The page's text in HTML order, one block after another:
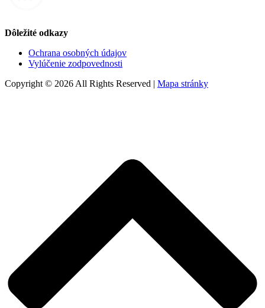
Dôležité odkazy
Ochrana osobných údajov
Vylúčenie zodpovednosti
Copyright © 2026 All Rights Reserved | Mapa stránky